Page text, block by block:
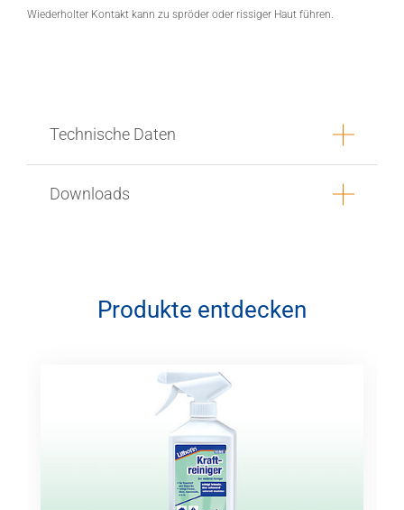
Wiederholter Kontakt kann zu spröder oder rissiger Haut führen.
Technische Daten
Downloads
Produkte entdecken